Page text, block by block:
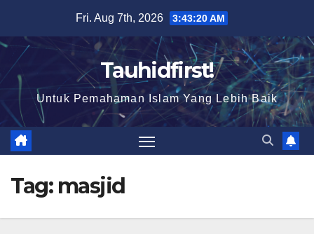
content
Fri. Aug 7th, 2026 3:43:21 AM
Tauhidfirst!
Untuk Pemahaman Islam Yang Lebih Baik
Tag: masjid